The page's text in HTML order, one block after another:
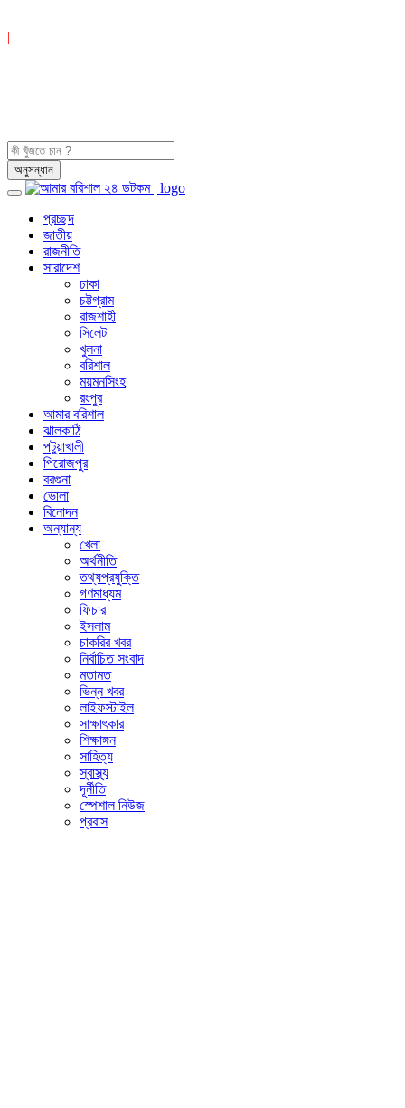
|
প্রচ্ছদ
জাতীয়
রাজনীতি
সারাদেশ
ঢাকা
চট্টগ্রাম
রাজশাহী
সিলেট
খুলনা
বরিশাল
ময়মনসিংহ
রংপুর
আমার বরিশাল
ঝালকাঠি
পটুয়াখালী
পিরোজপুর
বরগুনা
ভোলা
বিনোদন
অন্যান্য
খেলা
অর্থনীতি
তথ্যপ্রযুক্তি
গণমাধ্যম
ফিচার
ইসলাম
চাকরির খবর
নির্বাচিত সংবাদ
মতামত
ভিন্ন খবর
লাইফস্টাইল
সাক্ষাৎকার
শিক্ষাঙ্গন
সাহিত্য
স্বাস্থ্য
দূর্নীতি
স্পেশাল নিউজ
প্রবাস